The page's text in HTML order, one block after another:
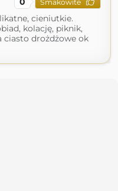
Smakowite
cieniutkie.
kolację, piknik,
ciasto drożdżowe ok